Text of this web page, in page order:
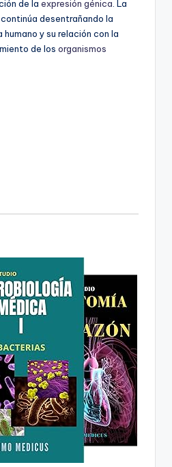
de la expresión génica . La
desentrañando la
y su relación con la
de los organismos